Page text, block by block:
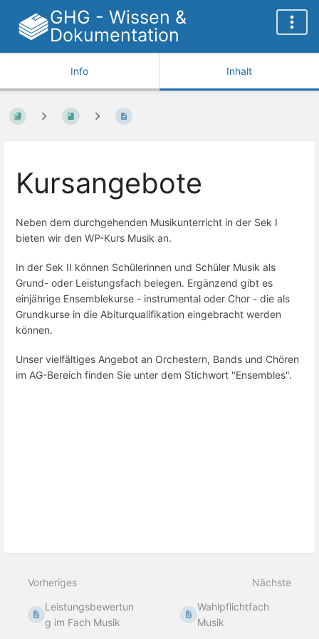
GHG - Wissen &
Dokumentation
Info Inhalt
Kursangebote
Neben dem durchgehenden Musikunterricht in der Sek I
bieten wir den WP-Kurs Musik an.
In der Sek II können Schülerinnen und Schüler Musik als
Grund- oder Leistungsfach belegen. Ergänzend gibt es
einjährige Ensemblekurse - instrumental oder Chor - die als
Grundkurse in die Abiturqualifikation eingebracht werden
können.
Unser vielfältiges Angebot an Orchestern, Bands und Chören
im AG-Bereich finden Sie unter dem Stichwort "Ensembles".
Vorheriges
Leistungsbewertun
g im Fach Musik
Nächste
Wahlpflichtfach
Musik